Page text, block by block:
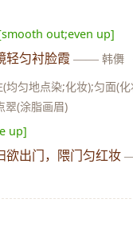
out;even up]
轻匀衬脸霞 —— 韩儛
(均匀地点染;化妆);匀面(
翠(涂脂画眉)
up]
欲出门，隈门匀红妆